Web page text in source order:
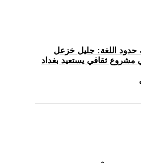
حدود اللغة: جليل خزعل
ثقافي يستعيد بغداد